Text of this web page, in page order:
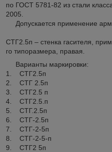
по ГОСТ 5781-82 из стали
2005.
Допускается применение
СТГ2.5п – стенка гасителя,
го типоразмера, правая.
Варианты маркировки:
1. СТГ2.5п
2. СТГ 2.5п
3. СТГ2.5 п
4. СТГ2.5.п
5. СТГ.2.5п
6. СТГ-2.5п
7. СТГ-2-5п
8. СТГ-2-5-п
9. СТГ2 5п